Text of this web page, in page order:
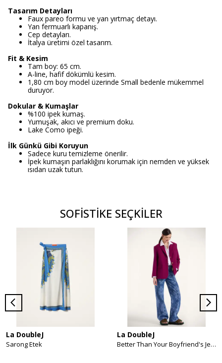
Tasarım Detayları
Faux pareo formu ve yan yırtmaç detayı.
Yan fermuarlı kapanış.
Cep detayları.
İtalya üretimi özel tasarım.
Fit & Kesim
Tam boy: 65 cm.
A-line, hafif dökümlü kesim.
1,80 cm boy model üzerinde Small bedenle mükemmel
duruyor.
Dokular & Kumaşlar
%100 ipek kumaş.
Yumuşak, akıcı ve premium doku.
Lake Como ipeği.
İlk Günkü Gibi Koruyun
Sadece kuru temizleme önerilir.
İpek kumaşın parlaklığını korumak için nemden ve yüksek
ısıdan uzak tutun.
SOFİSTİKE SEÇKİLER
La DoubleJ
Sarong Etek
La DoubleJ
Better Than Your Boyfriend's Jeans